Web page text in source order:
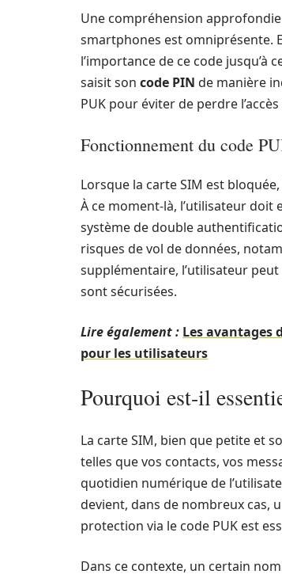
Une compréhension
smartphones est omniprésente.
l’importance de ce code jusqu’à
saisit son code PIN de manière
PUK pour éviter de perdre
Fonctionnement du code
Lorsque la carte SIM est
À ce moment-là, l’utilisateur doit
système de double
risques de vol de données,
supplémentaire, l’utilisateur
sont sécurisées.
Lire également : Les avantages
pour les utilisateurs
Pourquoi est-il
La carte SIM, bien que petite et
telles que vos contacts, vos
quotidien numérique de
devient, dans de nombreux cas,
protection via le code PUK est
Dans ce contexte, un certain